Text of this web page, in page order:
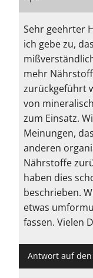
Sehr geehrter
ich gebe zu,
mehr
zurückgeführt
von
zum Einsatz.
Meinungen,
anderen
Nährstoffe
haben dies
beschrieben.
etwas
fassen. Vielen
Antwort auf